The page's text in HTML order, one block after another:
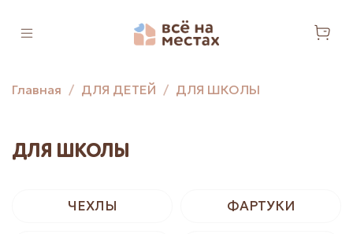
Главная ДЛЯ ДЕТЕЙ ДЛЯ ШКОЛЫ
ДЛЯ ШКОЛЫ
ЧЕХЛЫ ФАРТУКИ